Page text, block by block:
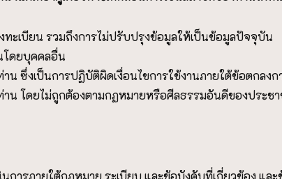
ทะเบียน รวมถึงการไม่ปรับปรุงข้อมูลให้เป็นข้อมูลปัจจุบัน
โดยบุคคลอื่น
ซึ่งเป็นการปฏิบัติผิดเงื่อนไขการใช้งานภายใต้ข้อตกลงก
น โดยไม่ถูกต้องตามกฏหมายหรือศีลธรรมอันดีของประช
การภายใต้กฎหมาย ระเบียบ และข้อบังคับที่เกี่ยวข้อง แล